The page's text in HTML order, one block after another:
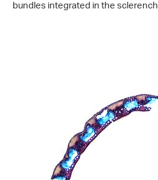
bundles integrated in the sclerench